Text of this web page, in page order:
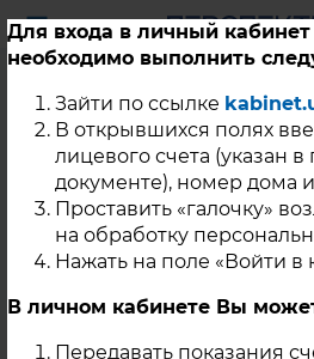
Для входа в личный кабинет
необходимо выполнить
Зайти по ссылке
В открывшихся полях
лицевого счета (указан
документе), номер дома
Проставить «галочку»
на обработку
Нажать на поле «Войти в
В личном кабинете Вы
Передавать показания
Уважаемые
Касли!
22 Июля 2020
В связи с проведением
тепловой сети по ул.
водоснабжение следующих
осуществляться не будет в